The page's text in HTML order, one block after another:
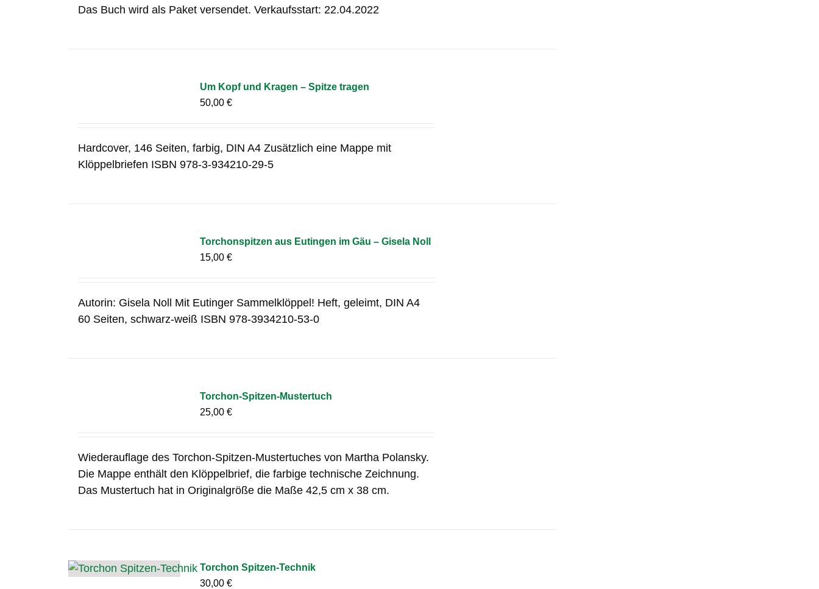
Das Buch wird als Paket versendet. Verkaufsstart: 22.04.2022
Um Kopf und Kragen – Spitze tragen
50,00€
Hardcover, 146 Seiten, farbig, DIN A4 Zusätzlich eine Mappe mit
Klöppelbriefen ISBN 978-3-934210-29-5
Torchonspitzen aus Eutingen im Gäu – Gisela Noll
15,00€
Autorin: Gisela Noll Mit Eutinger Sammelklöppel! Heft, geleimt, DIN A4
60 Seiten, schwarz-weiß ISBN 978-3934210-53-0
Torchon-Spitzen-Mustertuch
25,00€
Wiederauflage des Torchon-Spitzen-Mustertuches von Martha Polansky.
Die Mappe enthält den Klöppelbrief, die farbige technische Zeichnung.
Das Mustertuch hat in Originalgröße die Maße 42,5 cm x 38 cm.
Torchon Spitzen-Technik
30,00€